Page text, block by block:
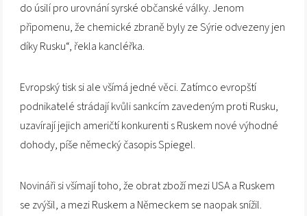
do úsilí pro urovnání syrské občanské války. Jenom
připomenu, že chemické zbraně byly ze Sýrie odvezeny jen
díky Rusku“, řekla kancléřka.
Evropský tisk si ale všímá jedné věci. Zatímco evropští
podnikatelé strádají kvůli sankcím zavedeným proti Rusku,
uzavírají jejich američtí konkurenti s Ruskem nové výhodné
dohody, píše německý časopis Spiegel.
Novináři si všímají toho, že obrat zboží mezi USA a Ruskem
se zvýšil, a mezi Ruskem a Německem se naopak snížil.